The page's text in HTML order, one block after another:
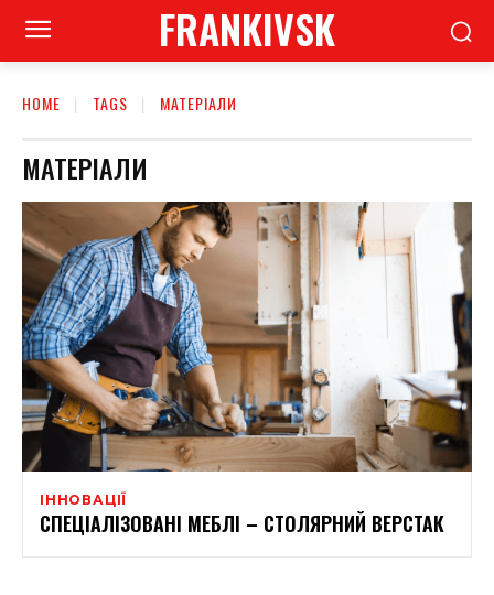
FRANKIVSK
HOME TAGS МАТЕРІАЛИ
МАТЕРІАЛИ
ІННОВАЦІЇ
СПЕЦІАЛІЗОВАНІ МЕБЛІ – СТОЛЯРНИЙ ВЕРСТАК